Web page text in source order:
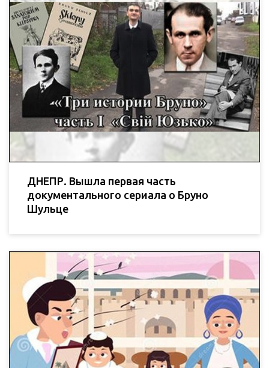
ДНЕПР. Вышла первая часть
документального сериала о Бруно
Шульце